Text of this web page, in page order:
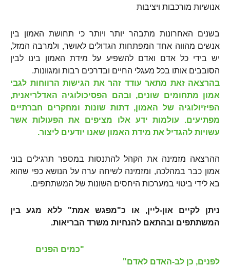
אנושיות מורכבות ויציבות
בשנים האחרונות מתבהר יותר ויותר כי תחושת האמון בין
אנשים מהווה אחד המפתחות הגדולים לאושר, ולמרבה המזל,
יש בידי כל אדם ואדם להשפיע על מידת האמון בינו לבין
הסובבים אותו בכל מעגלי החיים ובדרכים רבות ומגוונות.
בהרצאה זאת מתאר עודד זהר את הגישות הרווחות לגבי
אמון מתחומים שונים, ובהם הפסיכולוגיה האדלריאנית,
הפיזיולוגיה של האמון, דתות שונות ומחקרים חברתיים
מפתיעים. עולמות ידע אלו מציפים את הפעולות אשר
עשויות להגדיל את מידת האמון שאנו יודעים ליצור.
ההרצאה מזמינה את הקהל להתנסות במספר תרגילים בוני
אמון כבר במהלכה, ומזמינה לשיחה ערה על הנושא כפי שהוא
בא לידי ביטוי במערכות היחסים השונות של המשתתפים.
ניתן לקיים און-ליין, או כ"מפגש אמת" ללא מגע בין
המשתתפים ובהתאם להנחיות משרד הבריאות.
"כמים הפנים
לפנים, כן לב-האדם לאדם"